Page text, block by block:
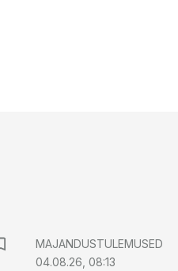
MAJANDUSTULEMUSED
04.08.26, 08:13